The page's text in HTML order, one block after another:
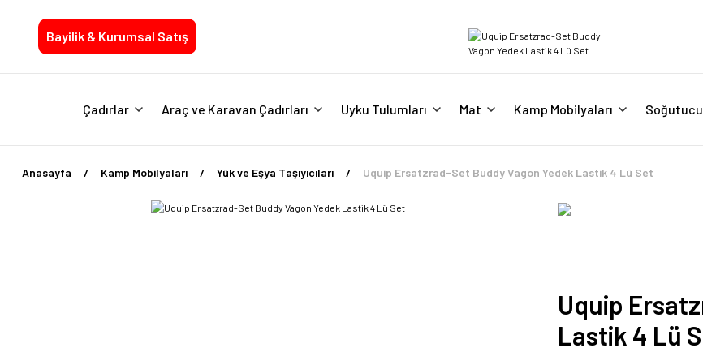
Bayilik & Kurumsal Satış
Çadırlar Araç ve Karavan Çadırları Uyku Tulumları Mat Kamp Mobilyaları
Anasayfa Kamp Mobilyaları Yük ve Eşya Taşıyıcıları Uquip Ersatzrad-Set Buddy Vagon Yedek Lastik 4 Lü Set
Uquip
Lastik 4 Lü